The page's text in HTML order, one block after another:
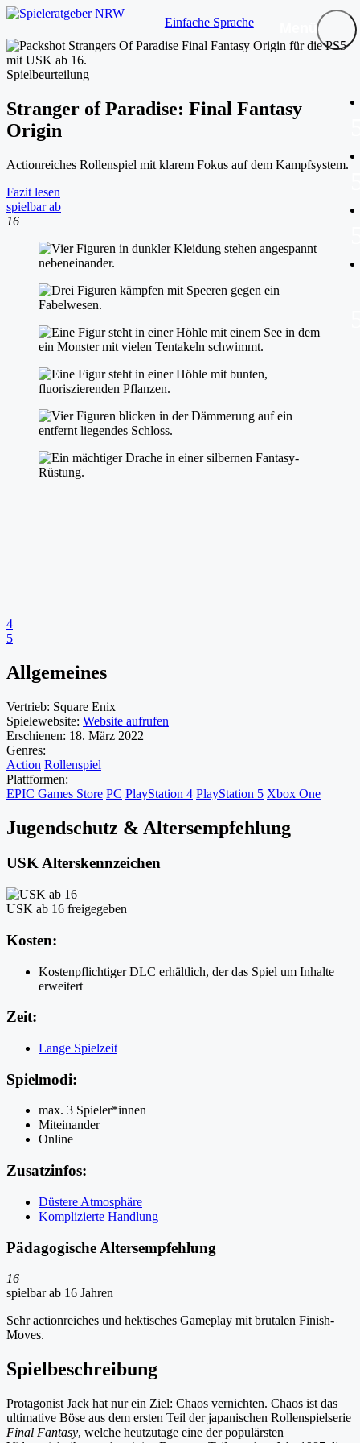
Einfache Sprache Menü
Spielbeurteilung
Stranger of Paradise: Final Fantasy
Origin
Actionreiches Rollenspiel mit klarem Fokus auf dem Kampfsystem.
Fazit lesen
spielbar ab
16
4
5
Allgemeines
Vertrieb: Square Enix
Spielewebsite: Website aufrufen
Erschienen: 18. März 2022
Genres:
Action Rollenspiel
Plattformen:
EPIC Games Store PC PlayStation 4 PlayStation 5 Xbox One
Jugendschutz & Altersempfehlung
USK Alterskennzeichen
USK ab 16 freigegeben
Kosten:
Kostenpflichtiger DLC erhältlich, der das Spiel um Inhalte
erweitert
Zeit:
Lange Spielzeit
Spielmodi:
max. 3 Spieler*innen
Miteinander
Online
Zusatzinfos:
Düstere Atmosphäre
Komplizierte Handlung
Pädagogische Altersempfehlung
16
spielbar ab 16 Jahren
Sehr actionreiches und hektisches Gameplay mit brutalen Finish-
Moves.
Spielbeschreibung
Protagonist Jack hat nur ein Ziel: Chaos vernichten. Chaos ist das
ultimative Böse aus dem ersten Teil der japanischen Rollenspielserie
Final Fantasy, welche heutzutage eine der populärsten